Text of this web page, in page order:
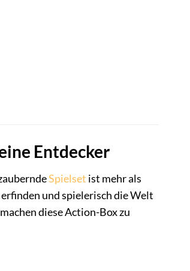
Entdecker
Spielset ist mehr als
und spielerisch die Welt
diese Action-Box zu